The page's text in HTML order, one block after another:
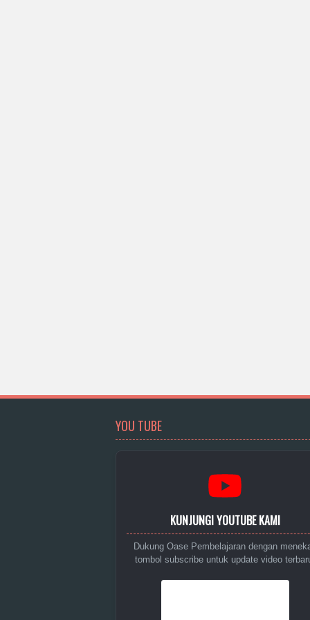
YOU TUBE
KUNJUNGI YOUTUBE KAMI
Dukung Oase Pembelajaran dengan
tombol subscribe untuk update video